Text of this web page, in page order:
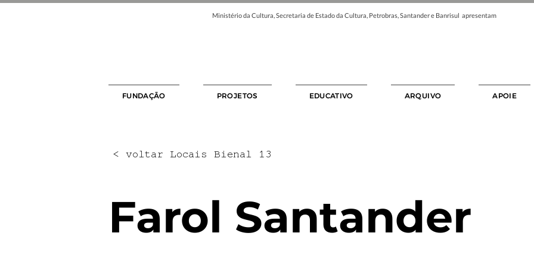
Ministério da Cultura, Secretaria de Estado da Cultura, Petrobras, Santander e Banrisul apresentam
FUNDAÇÃO PROJETOS EDUCATIVO ARQUIVO APOIE
< voltar Locais Bienal 13
Farol Santander